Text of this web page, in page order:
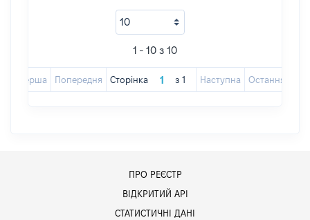
1 - 10 з 10
Перша Попередня Сторінка з 1 Наступна Остання
ПРО РЕЄСТР
ВІДКРИТИЙ АРІ
СТАТИСТИЧНІ ДАНІ